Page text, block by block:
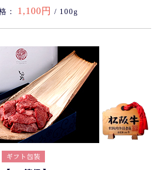
： 1,100円 / 100g